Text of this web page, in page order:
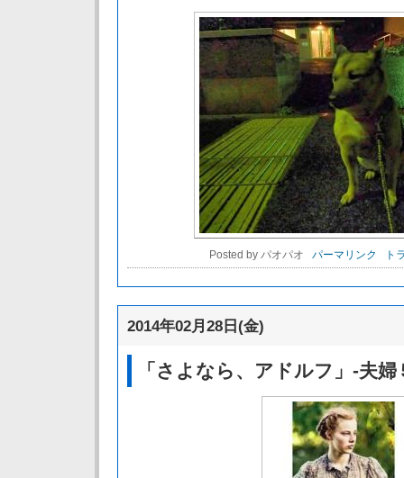
Posted by パオパオ パーマリンク ト
2014年02月28日(金)
「さよなら、アドルフ」-夫